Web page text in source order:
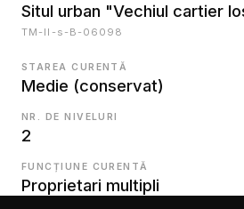
Situl urban "Vechiul cartier
TM-II-s-B-06098
STAREA CURENTĂ
Medie (conservat)
NR. DE NIVELURI
2
FUNCȚIUNE CURENTĂ
Proprietari multipli